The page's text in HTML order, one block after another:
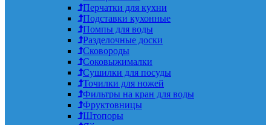
Перчатки для кухни
Подставки кухонные
Помпы для воды
Разделочные доски
Сковороды
Соковыжималки
Сушилки для посуды
Точилки для ножей
Фильтры на кран для воды
Фруктовницы
Штопоры